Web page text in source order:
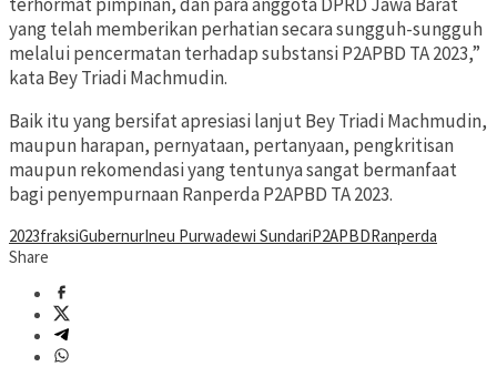
yang telah memberikan perhatian secara sungguh-sungguh
melalui pencermatan terhadap substansi P2APBD TA 2023,”
kata Bey Triadi Machmudin.
Baik itu yang bersifat apresiasi lanjut Bey Triadi Machmudin,
maupun harapan, pernyataan, pertanyaan, pengkritisan
maupun rekomendasi yang tentunya sangat bermanfaat
bagi penyempurnaan Ranperda P2APBD TA 2023.
2023fraksiGubernurIneu Purwadewi SundariP2APBDRanperda
Share